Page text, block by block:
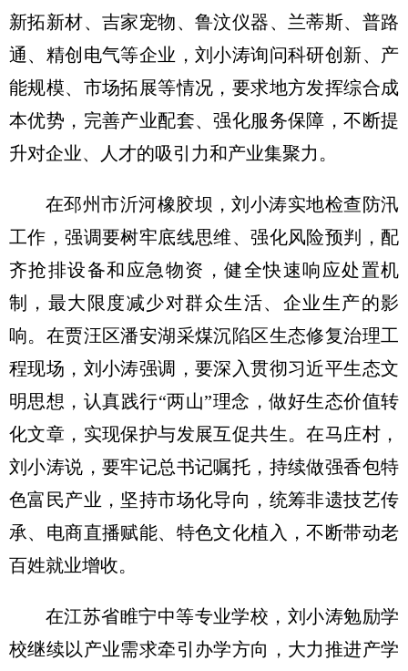
新拓新材、吉家宠物、鲁汶仪器、兰蒂斯、普路
通、精创电气等企业，刘小涛询问科研创新、产
能规模、市场拓展等情况，要求地方发挥综合成
本优势，完善产业配套、强化服务保障，不断提
升对企业、人才的吸引力和产业集聚力。
在邳州市沂河橡胶坝，刘小涛实地检查防汛
工作，强调要树牢底线思维、强化风险预判，配
齐抢排设备和应急物资，健全快速响应处置机
制，最大限度减少对群众生活、企业生产的影
响。在贾汪区潘安湖采煤沉陷区生态修复治理工
程现场，刘小涛强调，要深入贯彻习近平生态文
明思想，认真践行“两山”理念，做好生态价值转
化文章，实现保护与发展互促共生。在马庄村，
刘小涛说，要牢记总书记嘱托，持续做强香包特
色富民产业，坚持市场化导向，统筹非遗技艺传
承、电商直播赋能、特色文化植入，不断带动老
百姓就业增收。
在江苏省睢宁中等专业学校，刘小涛勉励学
校继续以产业需求牵引办学方向，大力推进产学